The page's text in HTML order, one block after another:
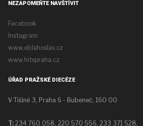
NEZAPOMEŇTE NAVŠTÍVIT
Facebook
Instagram
www.eblahoslav.cz
www.hitspraha.cz
ÚŘAD PRAŽSKÉ DIECÉZE
V Tišině 3, Praha 6 - Bubeneč, 160 00
T: 234 760 058, 220 570 556, 233 371 528,